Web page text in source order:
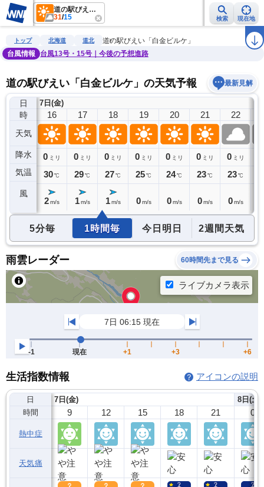
道の駅びえい「白金ビルケ」
31/15 検索 現在地
雨雲レーダー 台風情報 地震情報 警報・注意報 ラ
トップ 北海道 道北
道の駅びえい「白金ビルケ」
台風情報
台風13号・15号｜今後の予想進路
道の駅びえい「白金ビルケ」の天気予報 最新見解
日
時
天気
降水
気温
風
7日(金)
15
0ミリ
31℃
16
0 ミリ
30℃
2 m/s
17
0 ミリ
29℃
1 m/s
18
0 ミリ
27℃
1 m/s
19
0 ミリ
25℃
0 m/s
20
0 ミリ
24℃
0 m/s
21
0 ミリ
23℃
0 m/s
22
0 ミリ
23℃
0 m/s
5分毎 1時間毎 今日明日 2週間天気
雨雲レーダー 60時間先まで見る
生活指数情報 アイコンの説明
日
時間
熱中症
天気痛
7日(金)
9 12 15 18 21
8日(土)
0